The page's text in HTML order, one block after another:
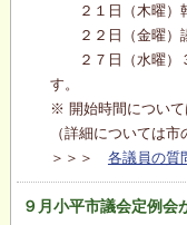
２１日（木曜）
２２日（金曜）
２７日（水曜）
す。
※ 開始時間について
（詳細については市
＞＞＞ 各議員の質
９月小平市議会定例会